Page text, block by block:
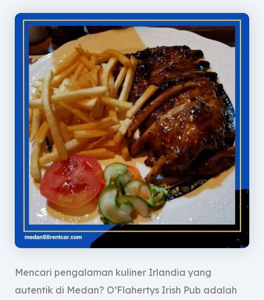
Mencari pengalaman kuliner Irlandia yang
autentik di Medan? O’Flahertys Irish Pub adalah